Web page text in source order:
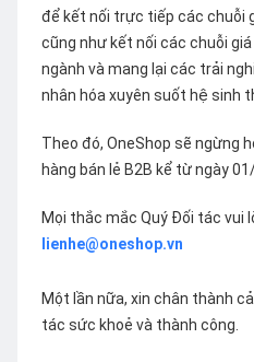
để kết nối trực tiếp các chuỗi
cũng như kết nối các chuỗi
ngành và mang lại các trải
nhân hóa xuyên suốt hệ sinh
Theo đó, OneShop sẽ ngừng
hàng bán lẻ B2B kể từ ngày
Mọi thắc mắc Quý Đối tác vui
lienhe@oneshop.vn
Một lần nữa, xin chân thành
tác sức khoẻ và thành công.